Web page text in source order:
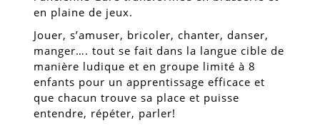
en plaine de jeux.
Jouer, s’amuser, bricoler, chanter, danser,
manger…. tout se fait dans la langue cible de
manière ludique et en groupe limité à 8
enfants pour un apprentissage efficace et
que chacun trouve sa place et puisse
entendre, répéter, parler!